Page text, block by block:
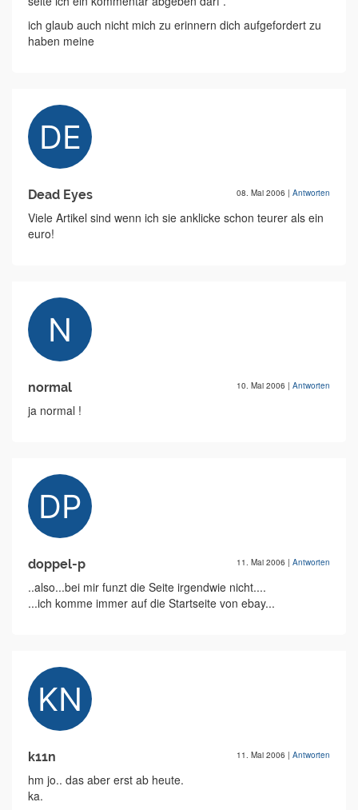
ich glaub auch nicht mich zu erinnern dich aufgefordert zu
haben meine
Dead Eyes 08. Mai 2006 | Antworten
Viele Artikel sind wenn ich sie anklicke schon teurer als ein
euro!
normal 10. Mai 2006 | Antworten
ja normal !
doppel-p 11. Mai 2006 | Antworten
..also...bei mir funzt die Seite irgendwie nicht....
...ich komme immer auf die Startseite von ebay...
k11n 11. Mai 2006 | Antworten
hm jo.. das aber erst ab heute.
ka.